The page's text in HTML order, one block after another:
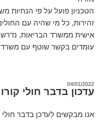
הטכניון פועל על פי הנחיות
זהירות, כל מי שהיה עם
אישית ממשרד הבריאות,
עומדים בקשר שוטף עם משרד
פורסם
ב
04/01/2022
עדכון בדבר חולי
אנו מבקשים לעדכן בדבר חולי